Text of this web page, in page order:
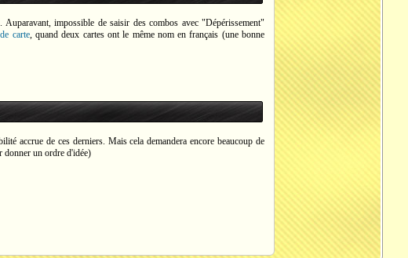
impossible de saisir des combos avec "Dépérissement"
carte, quand deux cartes ont le même nom en français (une bonne
accrue de ces derniers. Mais cela demandera encore beaucoup de
donner un ordre d'idée)